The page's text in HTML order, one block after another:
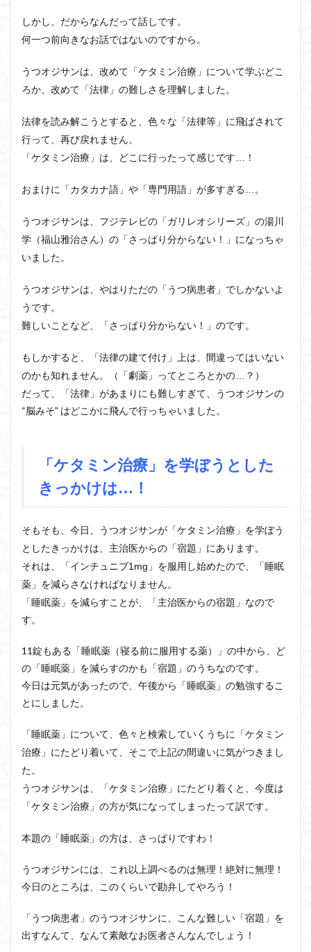
しかし、だからなんだって話しです。
何一つ前向きなお話ではないのですから。
うつオジサンは、改めて「ケタミン治療」について学ぶどこ
ろか、改めて「法律」の難しさを理解しました。
法律を読み解こうとすると、色々な「法律等」に飛ばされて
行って、再び戻れません。
「ケタミン治療」は、どこに行ったって感じです…！
おまけに「カタカナ語」や「専門用語」が多すぎる…。
うつオジサンは、フジテレビの「ガリレオシリーズ」の湯川
学（福山雅治さん）の「さっぱり分からない！」になっちゃ
いました。
うつオジサンは、やはりただの「うつ病患者」でしかないよ
うです。
難しいことなど、「さっぱり分からない！」のです。
もしかすると、「法律の建て付け」上は、間違ってはいない
のかも知れません。（「劇薬」ってところとかの…？）
だって、「法律」があまりにも難しすぎて、うつオジサンの
“脳みそ” はどこかに飛んで行っちゃいました。
「ケタミン治療」を学ぼうとした
きっかけは…！
そもそも、今日、うつオジサンが「ケタミン治療」を学ぼう
としたきっかけは、主治医からの「宿題」にあります。
それは、「インチュニブ1mg」を服用し始めたので、「睡眠
薬」を減らさなければなりません。
「睡眠薬」を減らすことが、「主治医からの宿題」なので
す。
11錠もある「睡眠薬（寝る前に服用する薬）」の中から、ど
の「睡眠薬」を減らすのかも「宿題」のうちなのです。
今日は元気があったので、午後から「睡眠薬」の勉強するこ
とにしました。
「睡眠薬」について、色々と検索していくうちに「ケタミン
治療」にたどり着いて、そこで上記の間違いに気がつきまし
た。
うつオジサンは、「ケタミン治療」にたどり着くと、今度は
「ケタミン治療」の方が気になってしまったって訳です。
本題の「睡眠薬」の方は、さっぱりですわ！
うつオジサンには、これ以上調べるのは無理！絶対に無理！
今日のところは、このくらいで勘弁してやろう！
「うつ病患者」のうつオジサンに、こんな難しい「宿題」を
出すなんて、なんて素敵なお医者さんなんでしょう！